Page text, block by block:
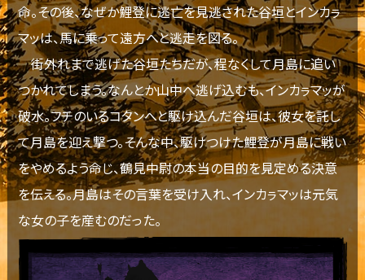
命。その後、なぜか鯉登に逃亡を見逃された谷垣とインカㇻ
マッは、馬に乗って遠方へと逃走を図る。
街外れまで逃げた谷垣たちだが、程なくして月島に追い
つかれてしまう。なんとか山中へ逃げ込むも、インカㇻマッが
破水。フチのいるコタンへと駆け込んだ谷垣は、彼女を託し
て月島を迎え撃つ。そんな中、駆けつけた鯉登が月島に戦い
をやめるよう命じ、鶴見中尉の本当の目的を見定める決意
を伝える。月島はその言葉を受け入れ、インカㇻマッは元気
な女の子を産むのだった。